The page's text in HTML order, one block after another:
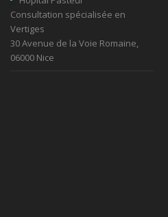
Consultation spécialisée en
Vertiges
30 Avenue de la Voie Romaine,
06000 Nice